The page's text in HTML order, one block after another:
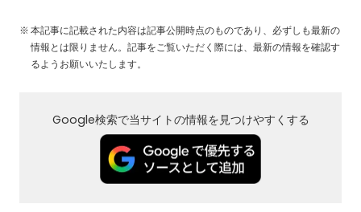
本記事に記載された内容は記事公開時点のものであり、必ずしも最新の
情報とは限りません。記事をご覧いただく際には、最新の情報を確認す
るようお願いいたします。
Google検索で当サイトの情報を見つけやすくする